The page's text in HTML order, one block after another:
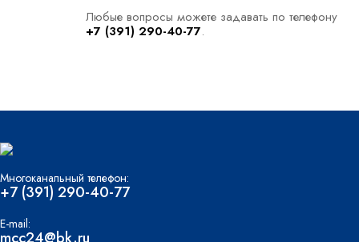
Любые вопросы можете задавать по телефону
+7 (391) 290-40-77.
Многоканальный телефон:
+7 (391) 290-40-77
E-mail: